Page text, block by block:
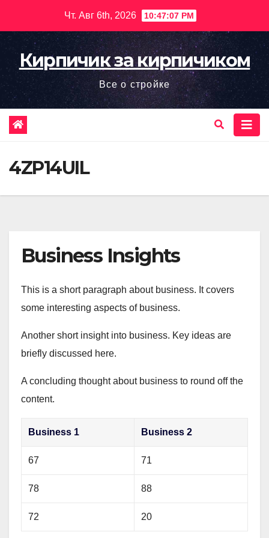
содержимому
Чт. Авг 6th, 2026 10:47:08 PM
Кирпичик за кирпичиком
Все о стройке
4ZP14UIL
Business Insights
This is a short paragraph about business. It covers
some interesting aspects of business.
Another short insight into business. Key ideas are
briefly discussed here.
A concluding thought about business to round off the
content.
Business 1 Business 2
67 71
78 88
72 20